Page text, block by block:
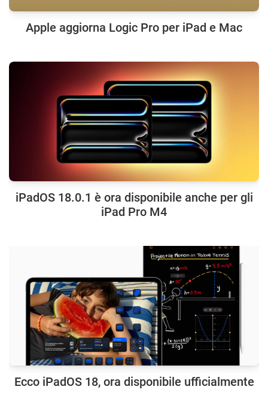
Apple aggiorna Logic Pro per iPad e Mac
iPadOS 18.0.1 è ora disponibile anche per gli
iPad Pro M4
Ecco iPadOS 18, ora disponibile ufficialmente